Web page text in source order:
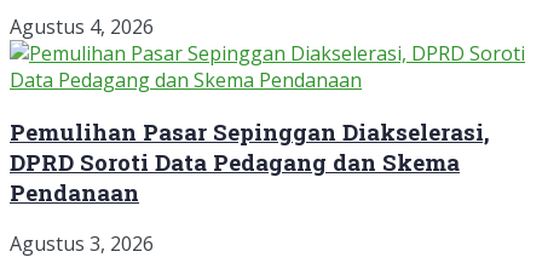
Agustus 4, 2026
Pemulihan Pasar Sepinggan Diakselerasi,
DPRD Soroti Data Pedagang dan Skema
Pendanaan
Agustus 3, 2026